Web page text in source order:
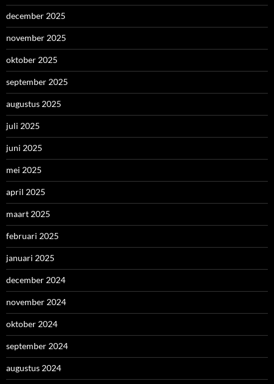
december 2025
november 2025
oktober 2025
september 2025
augustus 2025
juli 2025
juni 2025
mei 2025
april 2025
maart 2025
februari 2025
januari 2025
december 2024
november 2024
oktober 2024
september 2024
augustus 2024